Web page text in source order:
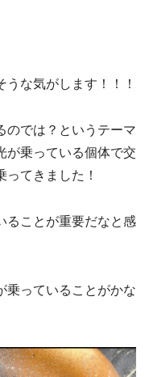
な気がします！！！
のでは？というテーマ
が乗っている個体で交
てきました！
ることが重要だなと感
乗っていることがかな